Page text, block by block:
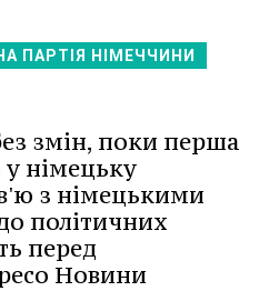
ПАРТІЯ НІМЕЧЧИНИ
змін, поки перша
у німецьку
з німецькими
політичних
перед
Новини